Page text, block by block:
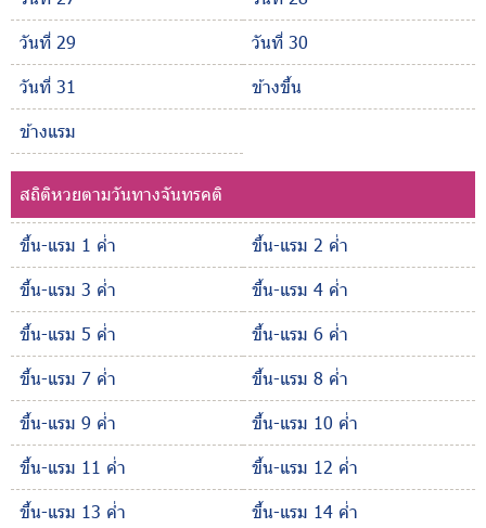
วันที่ 29
วันที่ 30
วันที่ 31
ข้างขึ้น
ข้างแรม
สถิติหวยตามวันทางจันทรคติ
ขึ้น-แรม 1 ค่ำ
ขึ้น-แรม 2 ค่ำ
ขึ้น-แรม 3 ค่ำ
ขึ้น-แรม 4 ค่ำ
ขึ้น-แรม 5 ค่ำ
ขึ้น-แรม 6 ค่ำ
ขึ้น-แรม 7 ค่ำ
ขึ้น-แรม 8 ค่ำ
ขึ้น-แรม 9 ค่ำ
ขึ้น-แรม 10 ค่ำ
ขึ้น-แรม 11 ค่ำ
ขึ้น-แรม 12 ค่ำ
ขึ้น-แรม 13 ค่ำ
ขึ้น-แรม 14 ค่ำ